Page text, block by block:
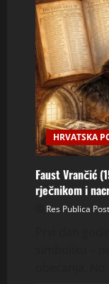
HRVATSKA
Faust Vrančić
rječnikom i
Res Publica Post